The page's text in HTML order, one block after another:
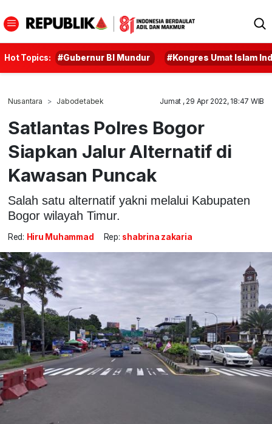
Hot Topics: #Gubernur BI Mundur #Kongres Umat Islam
Nusantara Jabodetabek Jumat , 29 Apr 2022, 18:47 WIB
Satlantas Polres Bogor
Siapkan Jalur Alternatif di
Kawasan Puncak
Salah satu alternatif yakni melalui Kabupaten
Bogor wilayah Timur.
Red: Hiru Muhammad Rep: shabrina zakaria